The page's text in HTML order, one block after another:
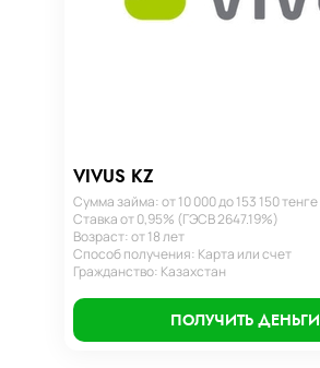
VIVUS KZ
Сумма займа: от 10 000 до 153 150 тенге
Ставка от 0,95% (ГЭСВ 2647.19%)
Возраст: от 18 лет
Способ получения: Карта или счет
Гражданство: Казахстан
ПОЛУЧИТЬ ДЕНЬГИ